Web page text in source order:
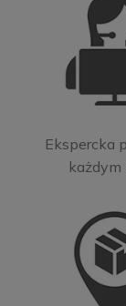
Ekspercka
każdym